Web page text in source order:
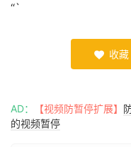
“`
 收藏
AD： 【视频防暂停扩展】
的视频暂停